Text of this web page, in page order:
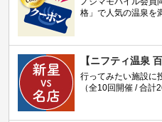
格」で人気の温泉を
【ニフティ温泉
行ってみたい施設に
（全10回開催 / 合計